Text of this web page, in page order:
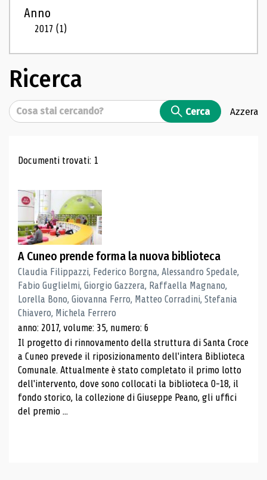
Anno
2017(1)
Ricerca
Cerca Cerca Azzera
Risultati di ricerca
Documenti trovati: 1
A Cuneo prende forma la nuova biblioteca
Claudia Filippazzi, Federico Borgna, Alessandro Spedale,
Fabio Guglielmi, Giorgio Gazzera, Raffaella Magnano,
Lorella Bono, Giovanna Ferro, Matteo Corradini, Stefania
Chiavero, Michela Ferrero
anno: 2017, volume: 35, numero: 6
Il progetto di rinnovamento della struttura di Santa Croce
a Cuneo prevede il riposizionamento dell'intera Biblioteca
Comunale. Attualmente è stato completato il primo lotto
dell'intervento, dove sono collocati la biblioteca 0-18, il
fondo storico, la collezione di Giuseppe Peano, gli uffici
del premio ...